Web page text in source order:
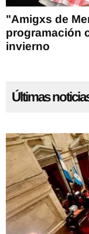
"Amigxs de
programación
invierno
Últimas